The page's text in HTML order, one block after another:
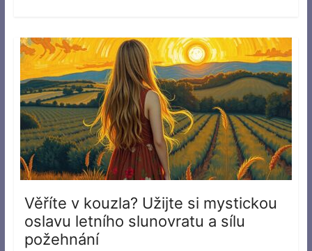
Věříte v kouzla? Užijte si mystickou
oslavu letního slunovratu a sílu
požehnání